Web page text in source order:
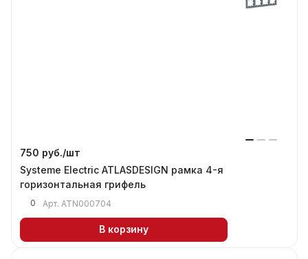
750 руб./шт
Systeme Electric ATLASDESIGN рамка 4-я
горизонтальная грифель
0 Арт. ATN000704
В корзину